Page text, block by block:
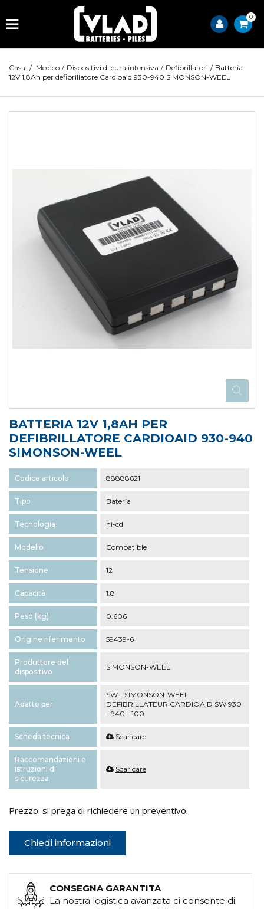
0
Casa / Medico / Dispositivi di cura intensiva / Defibrillatori / Batteria
12V 1,8Ah per defibrillatore Cardioaid 930-940 SIMONSON-WEEL
BATTERIA 12V 1,8AH PER
DEFIBRILLATORE CARDIOAID 930-940
SIMONSON-WEEL
Codice articolo 88888621
Tipo Batería
Tecnologia ni-cd
Modello Compatible
Tensione 12
Capacità 1.8
Peso (kg) 0.606
Origine riferimento 59439-6
Produttore del
dispositivo
SIMONSON-WEEL
Adatto per
SW - SIMONSON-WEEL
DEFIBRILLATEUR CARDIOAID SW 930
- 940 - 100
Scheda tecnica Scaricare
Raccomandazioni e
istruzioni di
sicurezza
Scaricare
Prezzo: si prega di richiedere un preventivo.
Chiedi informazioni
CONSEGNA GARANTITA
La nostra logistica avanzata ci consente di